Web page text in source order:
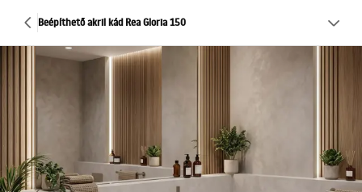
Beépíthető akril kád Rea Gloria 150